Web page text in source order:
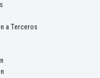
a Terceros